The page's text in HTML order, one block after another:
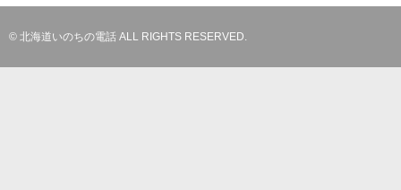
© 北海道いのちの電話 ALL RIGHTS RESERVED.